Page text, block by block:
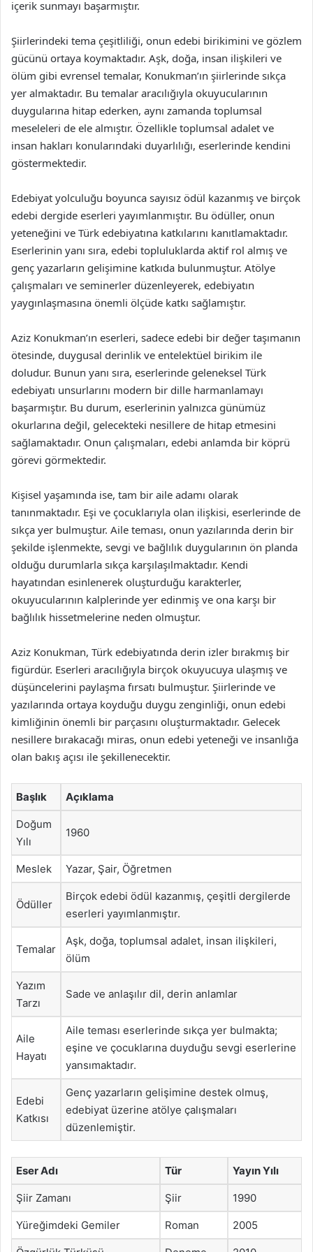
içerik sunmayı başarmıştır.
Şiirlerindeki tema çeşitliliği, onun edebi birikimini ve gözlem
gücünü ortaya koymaktadır. Aşk, doğa, insan ilişkileri ve
ölüm gibi evrensel temalar, Konukman’ın şiirlerinde sıkça
yer almaktadır. Bu temalar aracılığıyla okuyucularının
duygularına hitap ederken, aynı zamanda toplumsal
meseleleri de ele almıştır. Özellikle toplumsal adalet ve
insan hakları konularındaki duyarlılığı, eserlerinde kendini
göstermektedir.
Edebiyat yolculuğu boyunca sayısız ödül kazanmış ve birçok
edebi dergide eserleri yayımlanmıştır. Bu ödüller, onun
yeteneğini ve Türk edebiyatına katkılarını kanıtlamaktadır.
Eserlerinin yanı sıra, edebi topluluklarda aktif rol almış ve
genç yazarların gelişimine katkıda bulunmuştur. Atölye
çalışmaları ve seminerler düzenleyerek, edebiyatın
yaygınlaşmasına önemli ölçüde katkı sağlamıştır.
Aziz Konukman’ın eserleri, sadece edebi bir değer taşımanın
ötesinde, duygusal derinlik ve entelektüel birikim ile
doludur. Bunun yanı sıra, eserlerinde geleneksel Türk
edebiyatı unsurlarını modern bir dille harmanlamayı
başarmıştır. Bu durum, eserlerinin yalnızca günümüz
okurlarına değil, gelecekteki nesillere de hitap etmesini
sağlamaktadır. Onun çalışmaları, edebi anlamda bir köprü
görevi görmektedir.
Kişisel yaşamında ise, tam bir aile adamı olarak
tanınmaktadır. Eşi ve çocuklarıyla olan ilişkisi, eserlerinde de
sıkça yer bulmuştur. Aile teması, onun yazılarında derin bir
şekilde işlenmekte, sevgi ve bağlılık duygularının ön planda
olduğu durumlarla sıkça karşılaşılmaktadır. Kendi
hayatından esinlenerek oluşturduğu karakterler,
okuyucularının kalplerinde yer edinmiş ve ona karşı bir
bağlılık hissetmelerine neden olmuştur.
Aziz Konukman, Türk edebiyatında derin izler bırakmış bir
figürdür. Eserleri aracılığıyla birçok okuyucuya ulaşmış ve
düşüncelerini paylaşma fırsatı bulmuştur. Şiirlerinde ve
yazılarında ortaya koyduğu duygu zenginliği, onun edebi
kimliğinin önemli bir parçasını oluşturmaktadır. Gelecek
nesillere bırakacağı miras, onun edebi yeteneği ve insanlığa
olan bakış açısı ile şekillenecektir.
Başlık Açıklama
Doğum
Yılı
1960
Meslek Yazar, Şair, Öğretmen
Ödüller
Birçok edebi ödül kazanmış, çeşitli dergilerde
eserleri yayımlanmıştır.
Temalar
Aşk, doğa, toplumsal adalet, insan ilişkileri,
ölüm
Yazım
Tarzı
Sade ve anlaşılır dil, derin anlamlar
Aile
Hayatı
Aile teması eserlerinde sıkça yer bulmakta;
eşine ve çocuklarına duyduğu sevgi eserlerine
yansımaktadır.
Edebi
Katkısı
Genç yazarların gelişimine destek olmuş,
edebiyat üzerine atölye çalışmaları
düzenlemiştir.
Eser Adı Tür Yayın Yılı
Şiir Zamanı Şiir 1990
Yüreğimdeki Gemiler Roman 2005